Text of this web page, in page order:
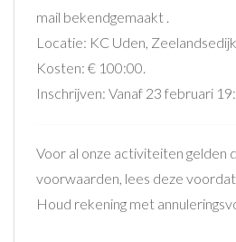
mail bekendgemaakt .
Locatie: KC Uden,
Kosten: € 100:00.
Inschrijven: Vanaf 23 februari
Voor al onze activiteiten gelden
voorwaarden, lees deze
Houd rekening met